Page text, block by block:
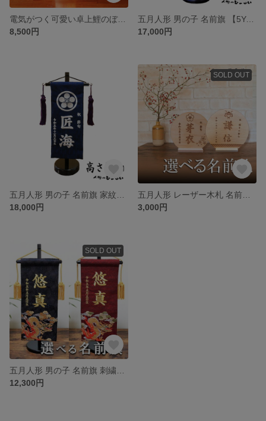
電気がつく可愛い卓上鯉のぼりスタンド
8,500円
五月人形 男の子 名前旗 【5Y-11】水色ブロックチェック 大空 青刺繍（小）【スタンド付き】
17,000円
18,000円
SOLD OUT
3,000円
SOLD OUT
12,300円